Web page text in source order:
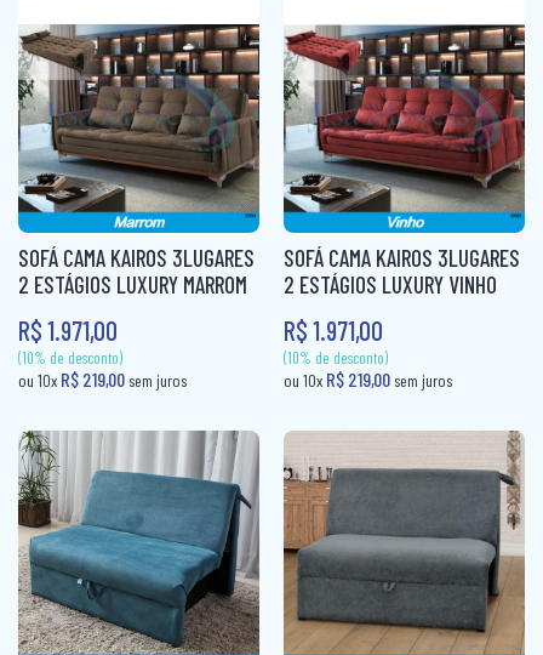
TORRE QUENTE
CAMA QUEEN
CAMA SOLTEIRO
COLCHÃO BABY
COLCHÃO CASAL
COLCHÃO CASAL MOLAS
COLCHÃO INFANTIL
COLCHÃO KING MOLAS
COLCHÂO QUEEN
COLCHÃO QUEEN MOLAS
COLCHÃO SOLTEIRÃO
COLCHÃO SOLTEIRÃO MOLAS
COLCHÃO SOLTEIRO
COLCHÃO SOLTEIRO MOLAS
(10% de desconto)
ou 10xR$ 219,00 sem juros
(10% de desconto)
ou 10x R$ 219,00
SOFÁ CAMA KAIROS 3LUGARES
2 ESTÁGIOS LUXURY MARROM
R$ 1.971,00
SOFÁ CAMA KAIROS 3LUGARES
2 ESTÁGIOS LUXURY VINHO
R$ 1.971,00